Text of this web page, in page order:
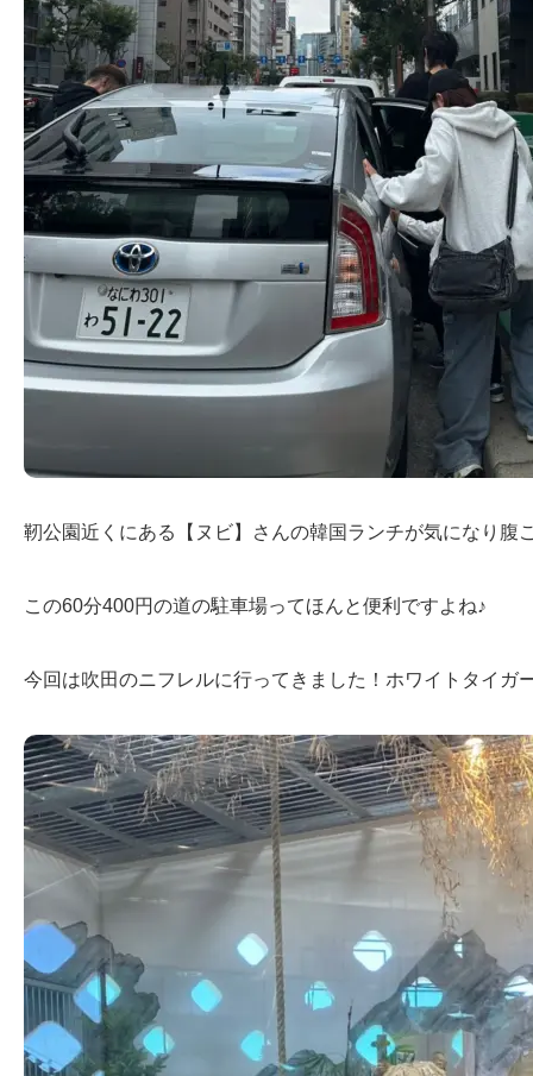
靭公園近くにある【ヌビ】さんの韓国ランチが気になり腹
この60分400円の道の駐車場ってほんと便利ですよね♪
今回は吹田のニフレルに行ってきました！ホワイトタイガ